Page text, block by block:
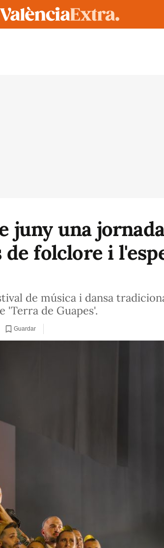
juny una
folclore i
de música i dansa
'Terra de Guapes'.
Guardar